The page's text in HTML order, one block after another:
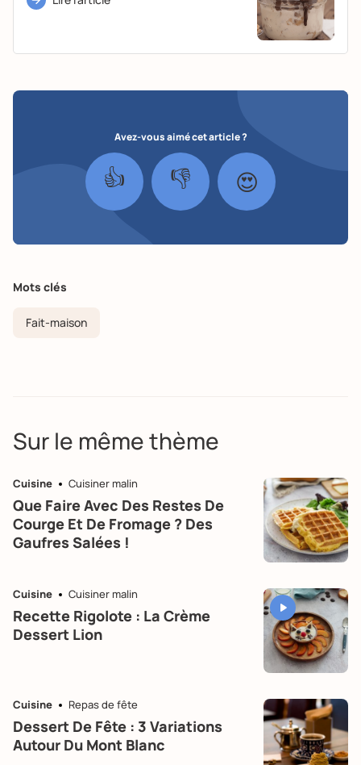
Avez-vous aimé cet article ?
👍 👎 😍
Mots clés
Fait-maison
Sur le même thème
Cuisine Cuisiner malin
Que Faire Avec Des Restes De
Courge Et De Fromage ? Des
Gaufres Salées !
Cuisine Cuisiner malin
Recette Rigolote : La Crème
Dessert Lion
Cuisine Repas de fête
Dessert De Fête : 3 Variations
Autour Du Mont Blanc